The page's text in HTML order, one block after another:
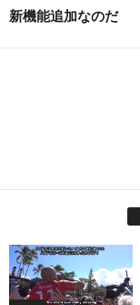
新機能追加なのだ